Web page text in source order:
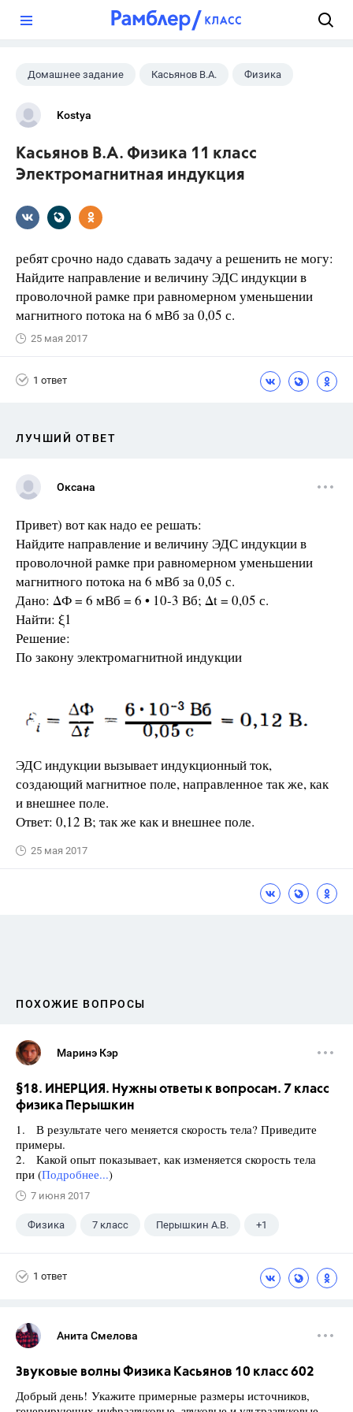
Домашнее задание Касьянов В.А. Физика
Kostya
Касьянов В.А. Физика 11 класс
Электромагнитная индукция
ребят срочно надо сдавать задачу а решенить не могу:
Найдите направление и величину ЭДС индукции в
проволочной рамке при равномерном уменьшении
магнитного потока на 6 мВб за 0,05 с.
25 мая 2017
1 ответ
ЛУЧШИЙ ОТВЕТ
Оксана
Привет) вот как надо ее решать:
Найдите направление и величину ЭДС индукции в
проволочной рамке при равномерном уменьшении
магнитного потока на 6 мВб за 0,05 с.
Дано: ΔФ = 6 мВб = 6 • 10-3 Вб; Δt = 0,05 с.
Найти: ξ1
Решение:
По закону электромагнитной индукции
ЭДС индукции вызывает индукционный ток,
создающий магнитное поле, направленное так же, как
и внешнее поле.
Ответ: 0,12 В; так же как и внешнее поле.
25 мая 2017
ПОХОЖИЕ ВОПРОСЫ
Маринэ Кэр
§18. ИНЕРЦИЯ. Нужны ответы к вопросам. 7 класс
физика Перышкин
1. В результате чего меняется скорость тела? Приведите
примеры.
2. Какой опыт показывает, как изменяется скорость тела
при (Подробнее...)
7 июня 2017
Физика 7 класс Перышкин А.В. +1
1 ответ
Анита Смелова
Звуковые волны Физика Касьянов 10 класс 602
Добрый день! Укажите примерные размеры источников,